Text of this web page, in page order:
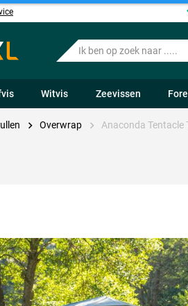
Ik
ben
naar
.....
Witvis Zeevissen Forel
Overwrap Anaconda Tentacle